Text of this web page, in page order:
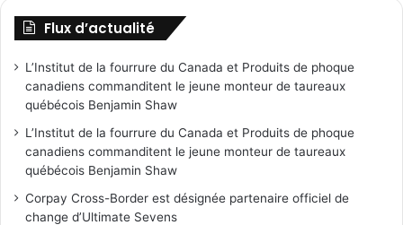
Flux d’actualité
L’Institut de la fourrure du Canada et Produits de phoque
canadiens commanditent le jeune monteur de taureaux
québécois Benjamin Shaw
L’Institut de la fourrure du Canada et Produits de phoque
canadiens commanditent le jeune monteur de taureaux
québécois Benjamin Shaw
Corpay Cross-Border est désignée partenaire officiel de
change d’Ultimate Sevens